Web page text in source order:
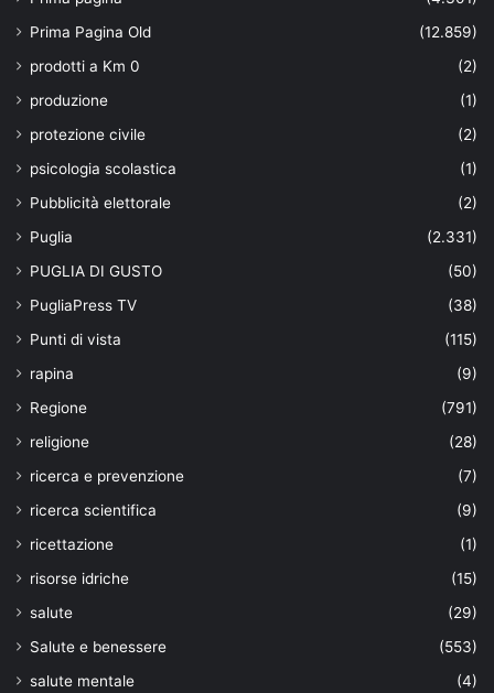
Prima Pagina Old
(12.859)
prodotti a Km 0
(2)
produzione
(1)
protezione civile
(2)
psicologia scolastica
(1)
Pubblicità elettorale
(2)
Puglia
(2.331)
PUGLIA DI GUSTO
(50)
PugliaPress TV
(38)
Punti di vista
(115)
rapina
(9)
Regione
(791)
religione
(28)
ricerca e prevenzione
(7)
ricerca scientifica
(9)
ricettazione
(1)
risorse idriche
(15)
salute
(29)
Salute e benessere
(553)
salute mentale
(4)